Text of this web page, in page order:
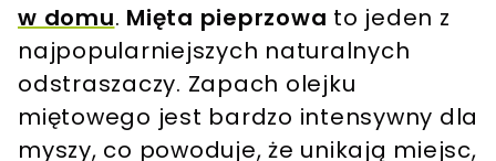
w domu. Mięta pieprzowa to jeden z
najpopularniejszych naturalnych
odstraszaczy. Zapach olejku
miętowego jest bardzo intensywny dla
myszy, co powoduje, że unikają miejsc,